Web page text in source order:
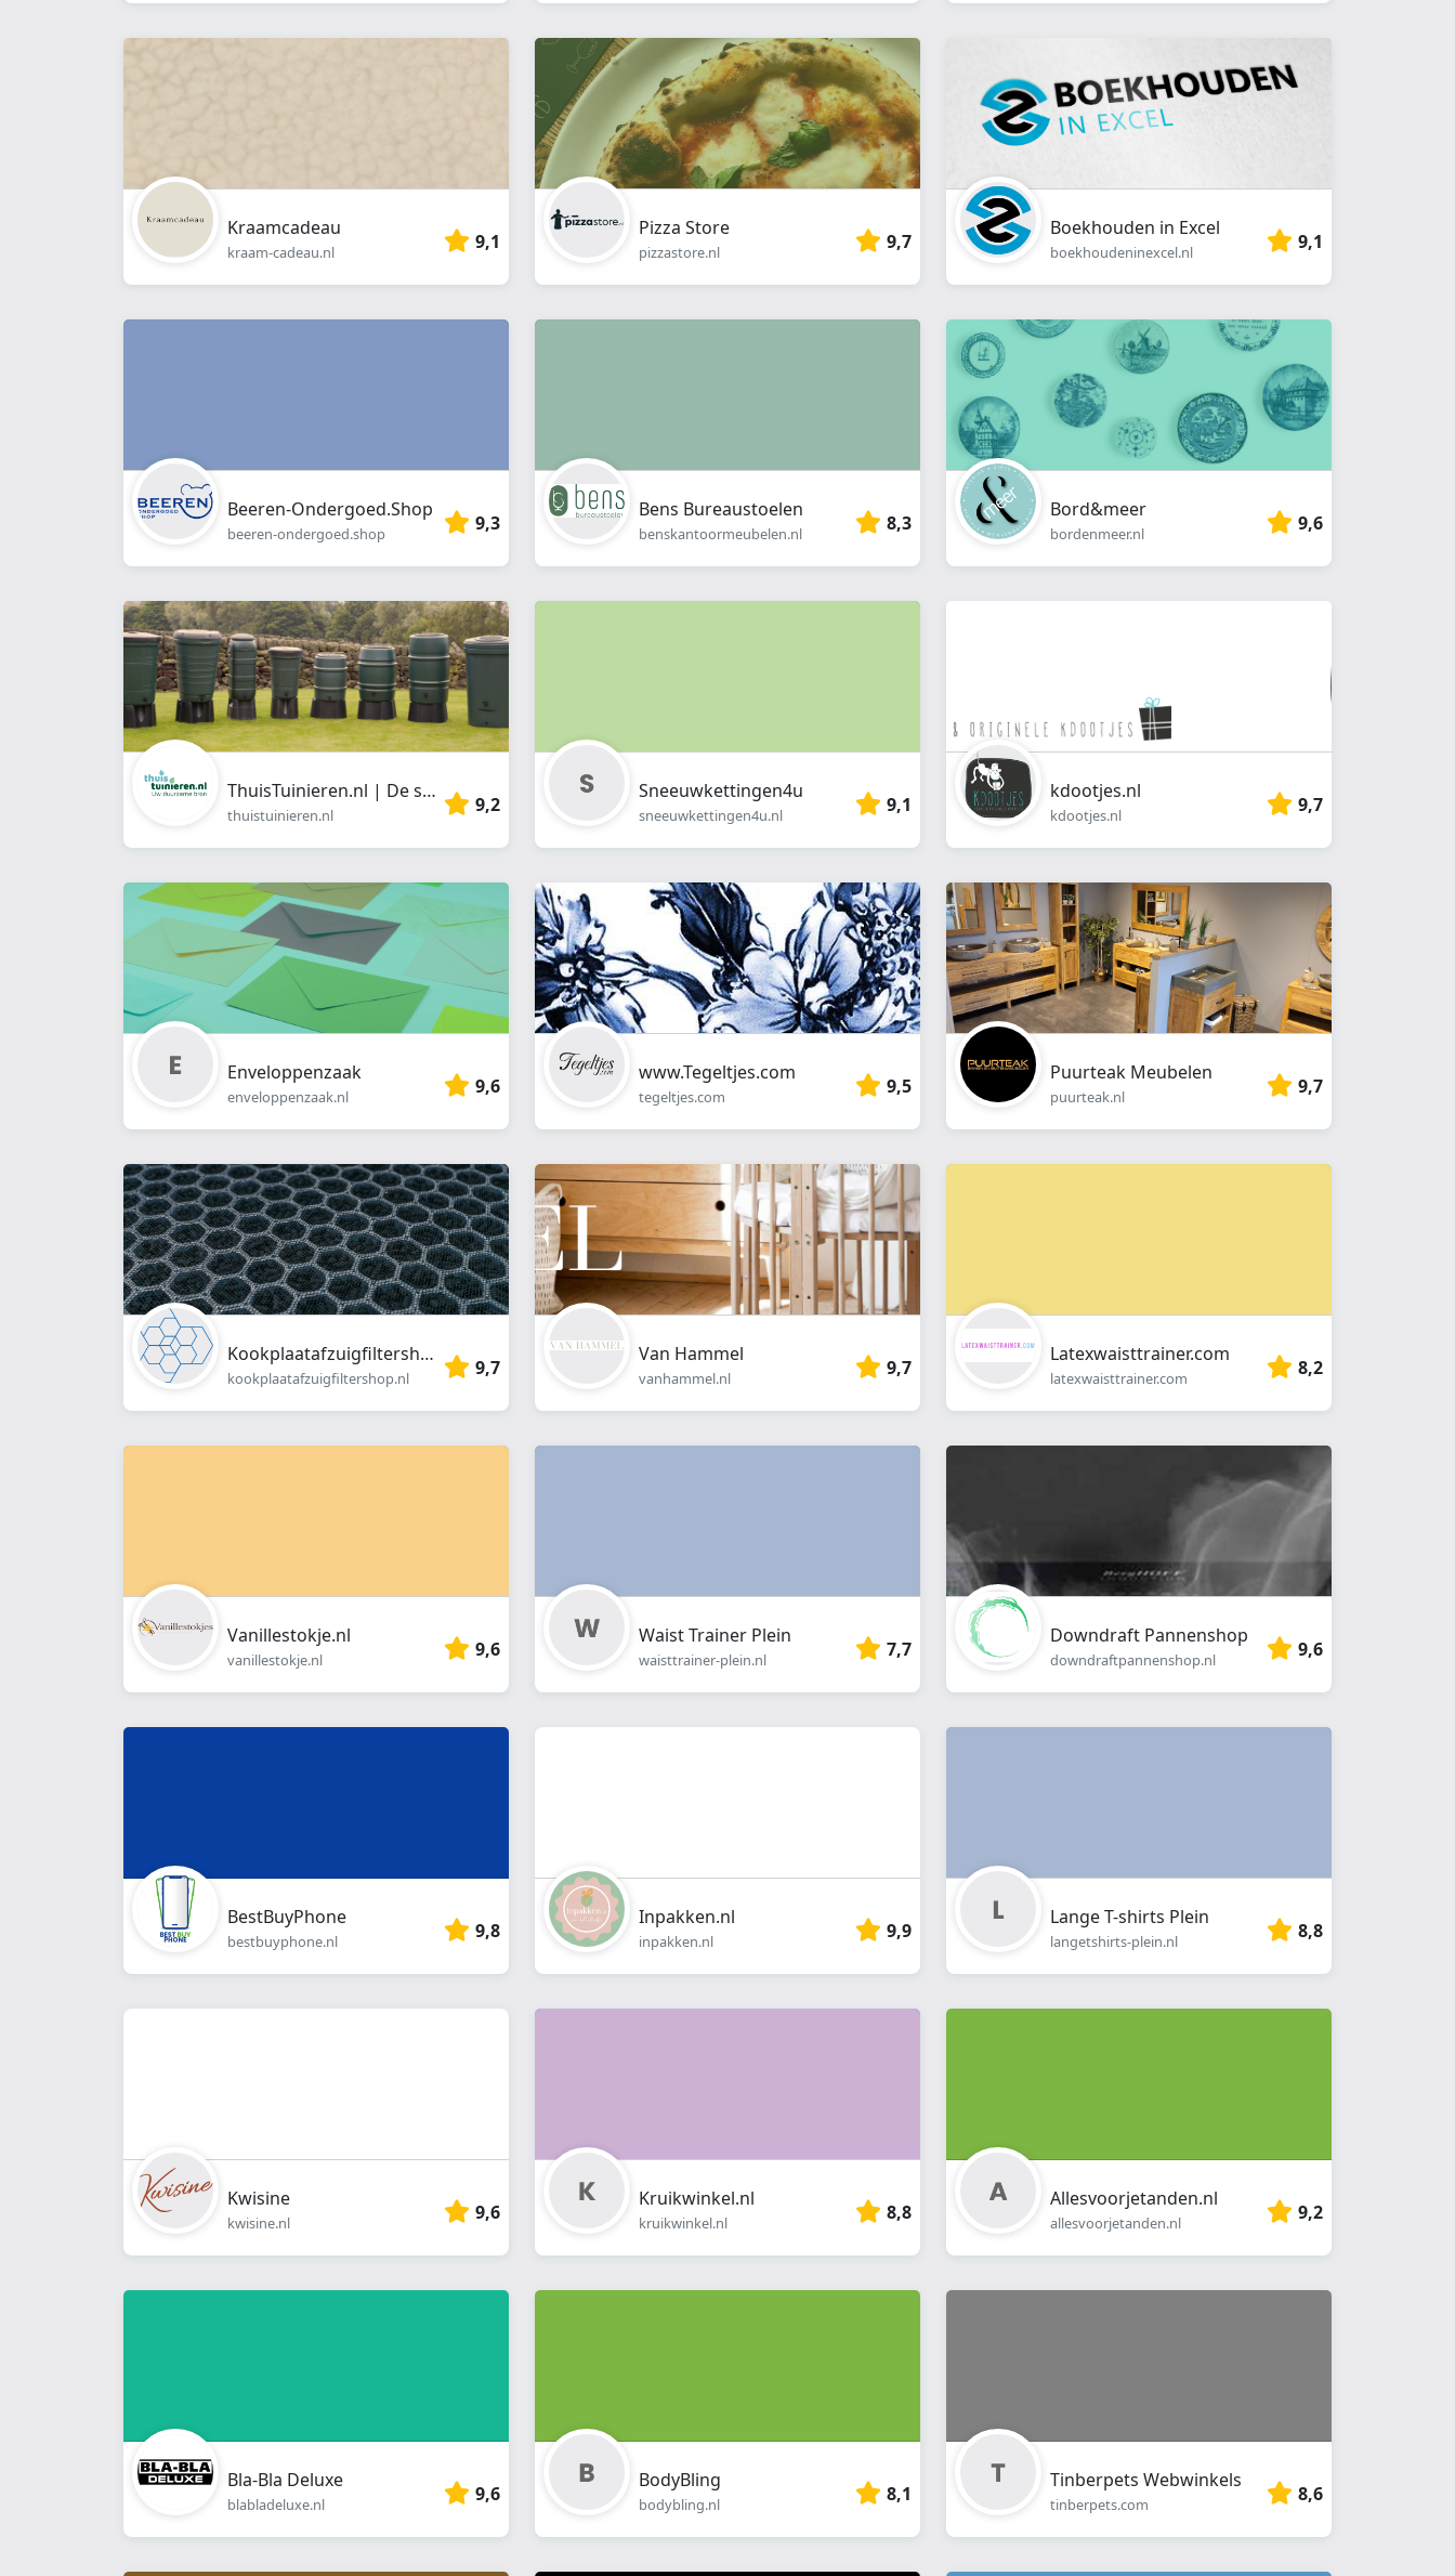
Kraamcadeau
kraam-cadeau.nl 9,1
Pizza Store
pizzastore.nl 9,7
Boekhouden in Excel
boekhoudeninexcel.nl 9,1
Beeren-Ondergoed.Shop
beeren-ondergoed.shop 9,3
Bens Bureaustoelen
benskantoormeubelen.nl 8,3
Bord&meer
bordenmeer.nl 9,6
ThuisTuinieren.nl | De snelste, goedkoopste en beste leverancier van regentonnen en benodigdheden.
thuistuinieren.nl 9,2
Sneeuwkettingen4u
sneeuwkettingen4u.nl 9,1
kdootjes.nl
kdootjes.nl 9,7
Enveloppenzaak
enveloppenzaak.nl 9,6
www.Tegeltjes.com
tegeltjes.com 9,5
Puurteak Meubelen
puurteak.nl 9,7
Kookplaatafzuigfiltershop.nl
kookplaatafzuigfiltershop.nl 9,7
Van Hammel
vanhammel.nl 9,7
Latexwaisttrainer.com
latexwaisttrainer.com 8,2
Vanillestokje.nl
vanillestokje.nl 9,6
Waist Trainer Plein
waisttrainer-plein.nl 7,7
Downdraft Pannenshop
downdraftpannenshop.nl 9,6
BestBuyPhone
bestbuyphone.nl 9,8
Inpakken.nl
inpakken.nl 9,9
Lange T-shirts Plein
langetshirts-plein.nl 8,8
Kwisine
kwisine.nl 9,6
Kruikwinkel.nl
kruikwinkel.nl 8,8
Allesvoorjetanden.nl
allesvoorjetanden.nl 9,2
Bla-Bla Deluxe
blabladeluxe.nl 9,6
BodyBling
bodybling.nl 8,1
Tinberpets Webwinkels
tinberpets.com 8,6